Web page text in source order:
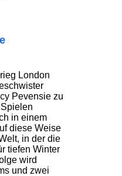
London
Pevensie zu
in einem
diese Weise
in der die
tiefen Winter
wird
und zwei